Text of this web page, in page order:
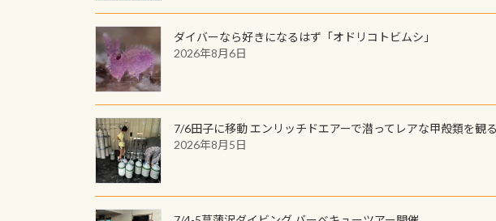
ダイバーなら好きになるはず「オドリコトビムシ」
2026年8月6日
7/6田子に移動 エンリッチドエアーで潜ってレアな甲殻類を観る
2026年8月5日